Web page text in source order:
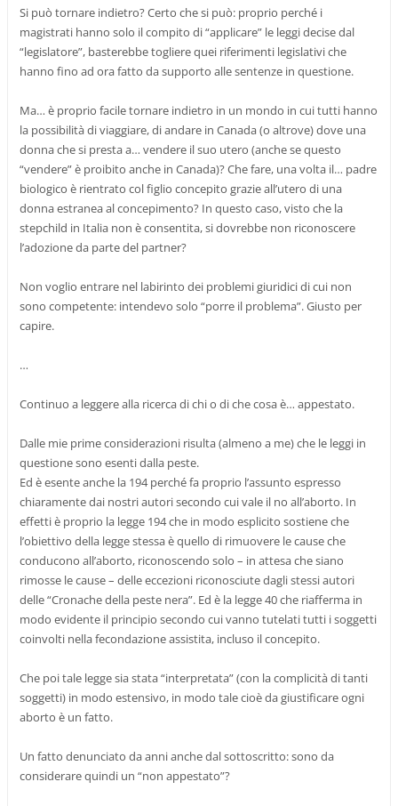
Si può tornare indietro? Certo che si può: proprio perché i
magistrati hanno solo il compito di “applicare” le leggi decise dal
“legislatore”, basterebbe togliere quei riferimenti legislativi che
hanno fino ad ora fatto da supporto alle sentenze in questione.
Ma… è proprio facile tornare indietro in un mondo in cui tutti hanno
la possibilità di viaggiare, di andare in Canada (o altrove) dove una
donna che si presta a… vendere il suo utero (anche se questo
“vendere” è proibito anche in Canada)? Che fare, una volta il… padre
biologico è rientrato col figlio concepito grazie all’utero di una
donna estranea al concepimento? In questo caso, visto che la
stepchild in Italia non è consentita, si dovrebbe non riconoscere
l’adozione da parte del partner?
Non voglio entrare nel labirinto dei problemi giuridici di cui non
sono competente: intendevo solo “porre il problema”. Giusto per
capire.
…
Continuo a leggere alla ricerca di chi o di che cosa è… appestato.
Dalle mie prime considerazioni risulta (almeno a me) che le leggi in
questione sono esenti dalla peste.
Ed è esente anche la 194 perché fa proprio l’assunto espresso
chiaramente dai nostri autori secondo cui vale il no all’aborto. In
effetti è proprio la legge 194 che in modo esplicito sostiene che
l’obiettivo della legge stessa è quello di rimuovere le cause che
conducono all’aborto, riconoscendo solo – in attesa che siano
rimosse le cause – delle eccezioni riconosciute dagli stessi autori
delle “Cronache della peste nera”. Ed è la legge 40 che riafferma in
modo evidente il principio secondo cui vanno tutelati tutti i soggetti
coinvolti nella fecondazione assistita, incluso il concepito.
Che poi tale legge sia stata “interpretata” (con la complicità di tanti
soggetti) in modo estensivo, in modo tale cioè da giustificare ogni
aborto è un fatto.
Un fatto denunciato da anni anche dal sottoscritto: sono da
considerare quindi un “non appestato”?